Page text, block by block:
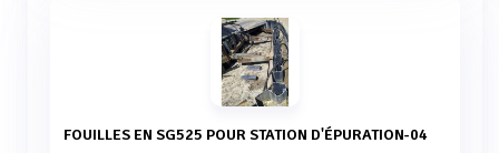
FOUILLES EN SG525 POUR STATION D'ÉPURATION-04